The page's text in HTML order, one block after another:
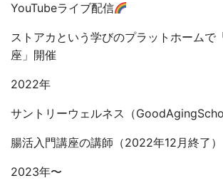
YouTubeライブ配信
ストアカという学びのプラットホームで
座」開催
2022年
サントリーウェルネス（
腸活入門講座の講師（2022年12月終了）
2023年〜